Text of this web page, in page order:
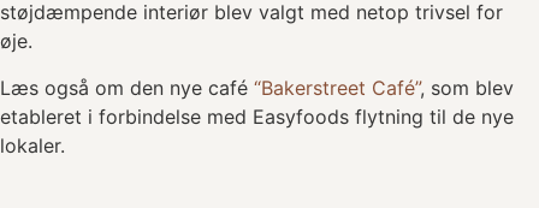
støjdæmpende interiør blev valgt med netop trivsel for
øje.
Læs også om den nye café “Bakerstreet Café”, som blev
etableret i forbindelse med Easyfoods flytning til de nye
lokaler.